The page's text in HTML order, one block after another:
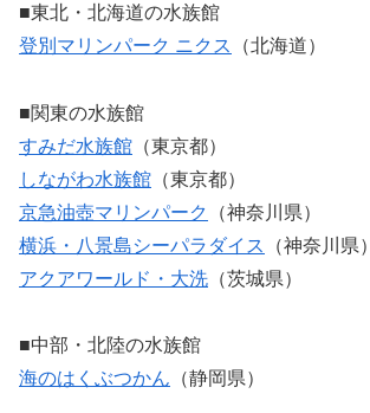
■東北・北海道の水族館
登別マリンパーク ニクス
（北海道）
■関東の水族館
すみだ水族館 （東京都）
しながわ水族館 （東京都）
京急油壺マリンパーク
（神奈川県）
横浜・八景島シーパラダイス
（神奈川県）
アクアワールド・大洗 （茨城県）
■中部・北陸の水族館
海のはくぶつかん （静岡県）